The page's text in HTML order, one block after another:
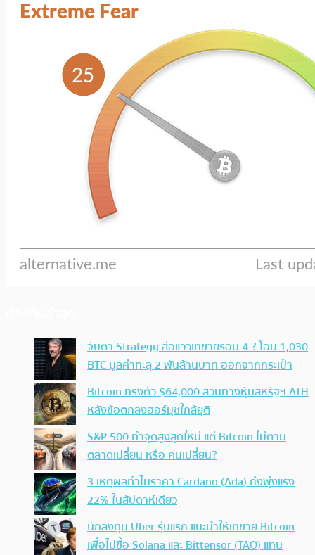
จับตา Strategy ส่อแววเทขายรอบ 4 ? โอน 1,030
BTC มูลค่าทะลุ 2 พันล้านบาท ออกจากกระเป๋า
Bitcoin ทรงตัว $64,000 สวนทางหุ้นสหรัฐฯ ATH
หลังข้อตกลงฮอร์มุซใกล้ยุติ
S&P 500 ทำจุดสูงสุดใหม่ แต่ Bitcoin ไม่ตาม
ตลาดเปลี่ยน หรือ คนเปลี่ยน?
3 เหตุผลทำไมราคา Cardano (Ada) ถึงพุ่งแรง
22% ในสัปดาห์เดียว
นักลงทุน Uber รุ่นแรก แนะนำให้เทขาย Bitcoin
เพื่อไปซื้อ Solana และ Bittensor (TAO) แทน